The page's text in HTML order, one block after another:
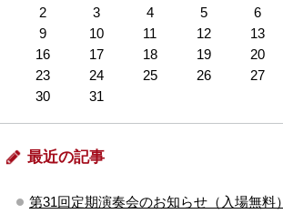
2
3 4 5 6
9
10 11 12 13
16
17 18 19 20
23
24 25 26 27
30
31
最近の記事
第31回定期演奏会のお知らせ（入場無料）